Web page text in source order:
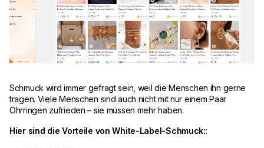
Schmuck wird immer gefragt sein, weil die Menschen ihn gerne
tragen. Viele Menschen sind auch nicht mit nur einem Paar
Ohrringen zufrieden – sie müssen mehr haben.
Hier sind die Vorteile von White-Label-Schmuck::